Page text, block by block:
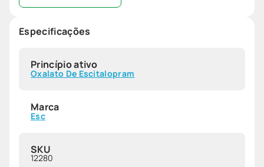
Especificações
Princípio ativo
Oxalato De Escitalopram
Marca
Esc
SKU
12280